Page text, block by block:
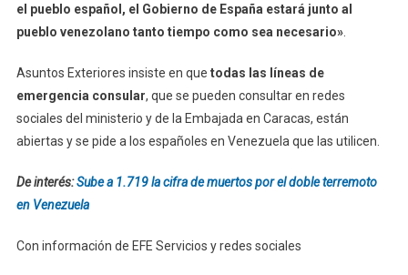
el pueblo español, el Gobierno de España estará junto al
pueblo venezolano tanto tiempo como sea necesario».
Asuntos Exteriores insiste en que todas las líneas de
emergencia consular, que se pueden consultar en redes
sociales del ministerio y de la Embajada en Caracas, están
abiertas y se pide a los españoles en Venezuela que las utilicen.
De interés:Sube a 1.719 la cifra de muertos por el doble terremoto
en Venezuela
Con información de EFE Servicios y redes sociales